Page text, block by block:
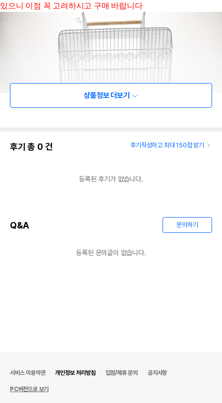
있으니 이점 꼭 고려하시고 구매 바랍니다
상품정보 더보기
후기 총 0 건 후기작성하고 최대 150점 받기
등록된 후기가 없습니다.
Q&A 문의하기
등록된 문의글이 없습니다.
서비스 이용약관 개인정보 처리방침 입점/제휴 문의 공지사항
PC버전으로 보기